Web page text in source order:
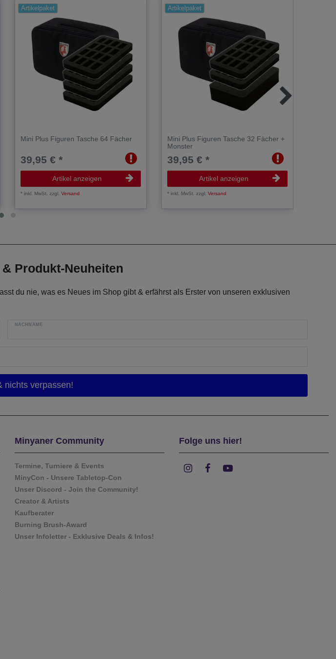
Artikelpaket
Mini Plus Figuren Tasche 64 Fächer
39,95 € *
Artikel anzeigen
*inkl. MwSt. zzgl.Versand
Artikelpaket
Mini Plus Figuren Tasche 32 Fächer +
Monster
39,95 € *
Artikel anzeigen
*inkl. MwSt. zzgl.Versand
Produkt-Neuheiten
du nie, was es Neues im Shop gibt & erfährst als Erster von unseren exklusiven
NACHNAME
Minyaner Community
Termine, Turniere & Events
MinyCon - Unsere Tabletop-Con
Unser Discord - Join the Community!
Creator & Artists
Kaufberater
Burning Brush-Award
Unser Infoletter - Exklusive Deals & Infos!
Folge uns hier!